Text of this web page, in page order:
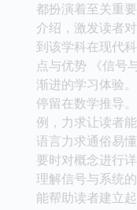
都扮演着至关重
介绍，激发读者
到该学科在现代
点与优势 《信号
渐进的学习体验
停留在数学推导
例，力求让读者
语言力求通俗易
要时对概念进行
理解信号与系统
能帮助读者建立